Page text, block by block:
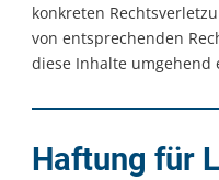
konkreten
von entsprechenden
diese Inhalte umgehend
Haftung für